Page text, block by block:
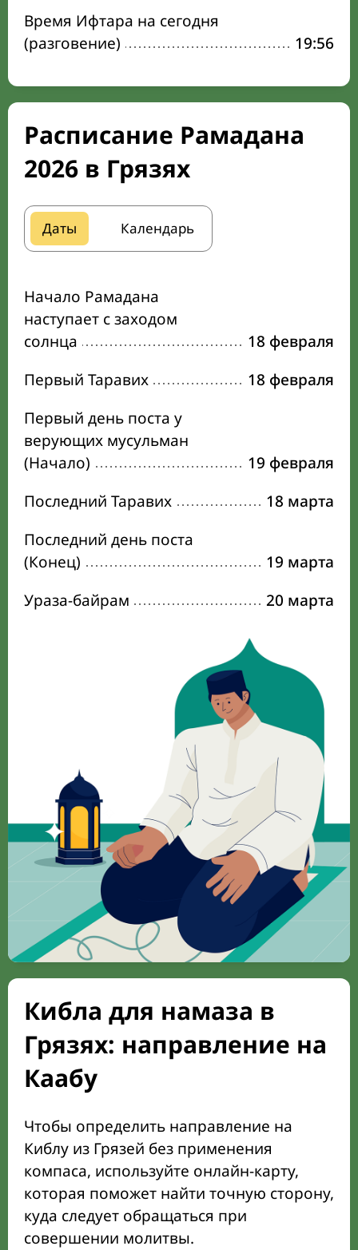
Время Ифтара на сегодня
(разговение)
19:56
Расписание Рамадана
2026 в Грязях
Даты Календарь
Начало Рамадана
наступает с заходом
солнца
18 февраля
Первый Таравих
18 февраля
Первый день поста у
верующих мусульман
(Начало)
19 февраля
Последний Таравих
18 марта
Последний день поста
(Конец)
19 марта
Ураза-байрам
20 марта
Кибла для намаза в
Грязях: направление на
Каабу
Чтобы определить направление на
Киблу из Грязей без применения
компаса, используйте онлайн-карту,
которая поможет найти точную сторону,
куда следует обращаться при
совершении молитвы.